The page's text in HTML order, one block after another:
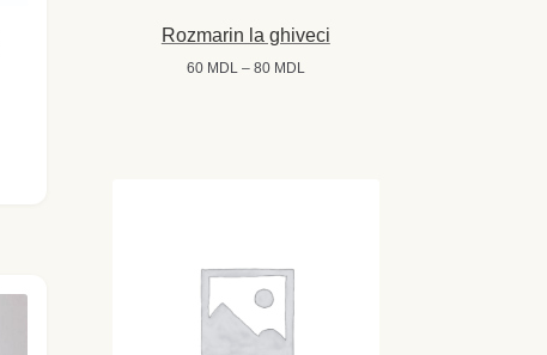
Rozmarin la ghiveci
60 MDL – 80 MDL